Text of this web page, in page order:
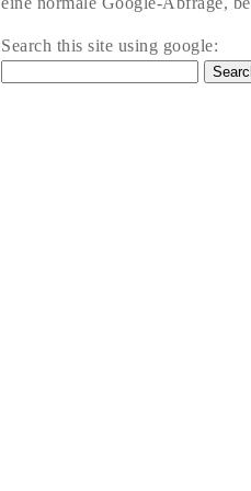
Search this site using google: